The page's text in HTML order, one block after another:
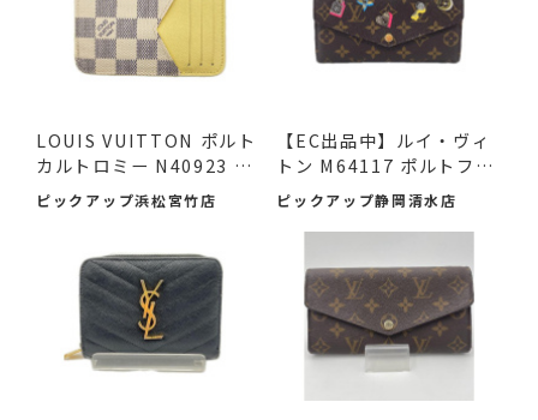
LOUIS VUITTON ポルト
カルトロミー N40923 ダ
ミエ ...
ピックアップ浜松宮竹店
【EC出品中】ルイ・ヴィ
トン M64117 ポルトフォ
イ...
ピックアップ静岡清水店